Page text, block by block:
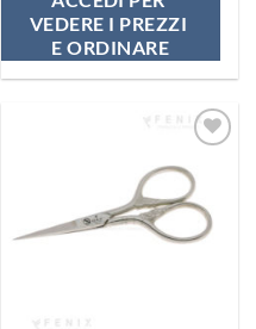
VEDERE I PREZZI
E ORDINARE
ai
preferiti